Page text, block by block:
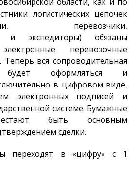
логистических цепочек
перевозчики,
и экспедиторы) обязаны
перевозочные
вся сопроводительная
будет оформляться и
в цифровом виде,
электронных подписей и
системе. Бумажные
быть основным
сделки.
переходят в «цифру» с 1